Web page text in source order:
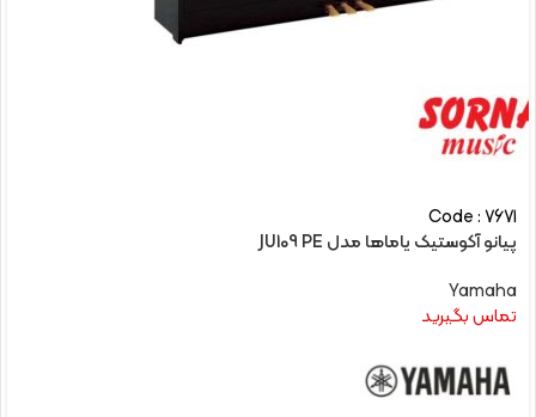
Code : 7671
پیانو آکوستیک یاماها مدل JU109 PE
Yamaha
تماس بگیرید